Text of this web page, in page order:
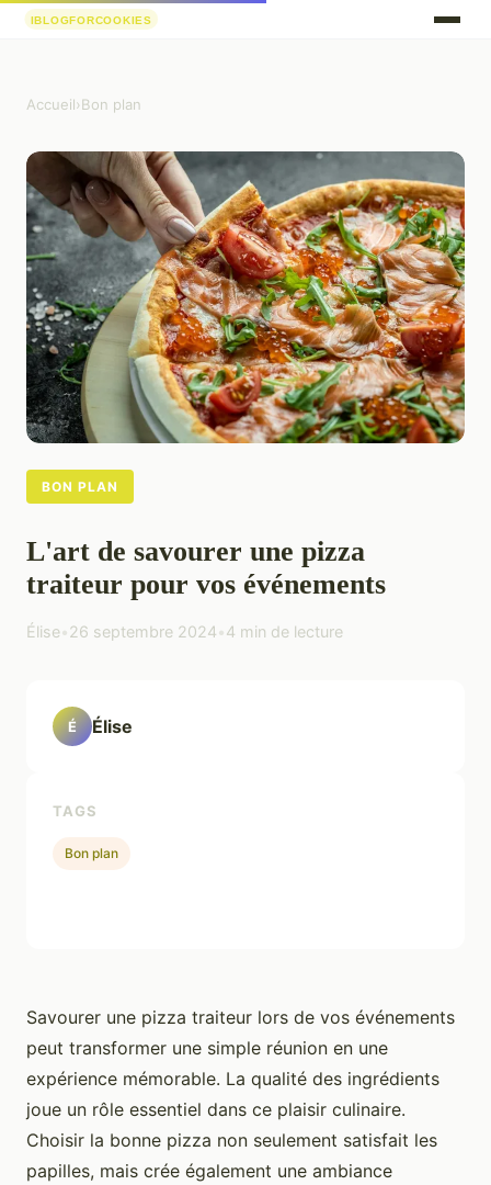
Accueil›Bon plan
BON PLAN
L'art de savourer une pizza
traiteur pour vos événements
Élise•26 septembre 2024•4 min de lecture
Savourer une pizza traiteur lors de vos événements
peut transformer une simple réunion en une
expérience mémorable. La qualité des ingrédients
joue un rôle essentiel dans ce plaisir culinaire.
Choisir la bonne pizza non seulement satisfait les
papilles, mais crée également une ambiance
É Élise
TAGS
Bon plan